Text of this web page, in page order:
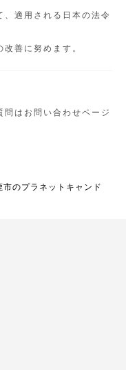
適用される日本の法令
善に努めます。
はお問い合わせページ
のプラネットキャンド